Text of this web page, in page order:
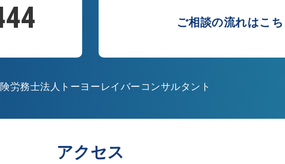
ご相談の流れはこち
労務士法人トーヨーレイバーコンサルタント
アクセス